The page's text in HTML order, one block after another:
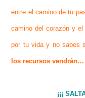
entre el camino de tu
camino del corazón y
por tu vida y no sabes
los recursos vendrán….
¡¡¡